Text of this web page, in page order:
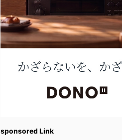
sponsored Link